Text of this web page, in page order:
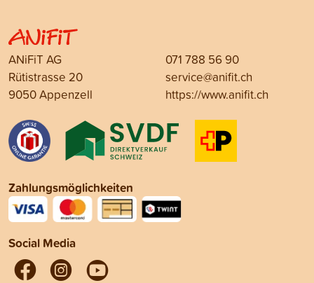
ANiFiT AG
Rütistrasse 20
9050 Appenzell
071 788 56 90
service@anifit.ch
https://www.anifit.ch
Zahlungsmöglichkeiten
Social Media